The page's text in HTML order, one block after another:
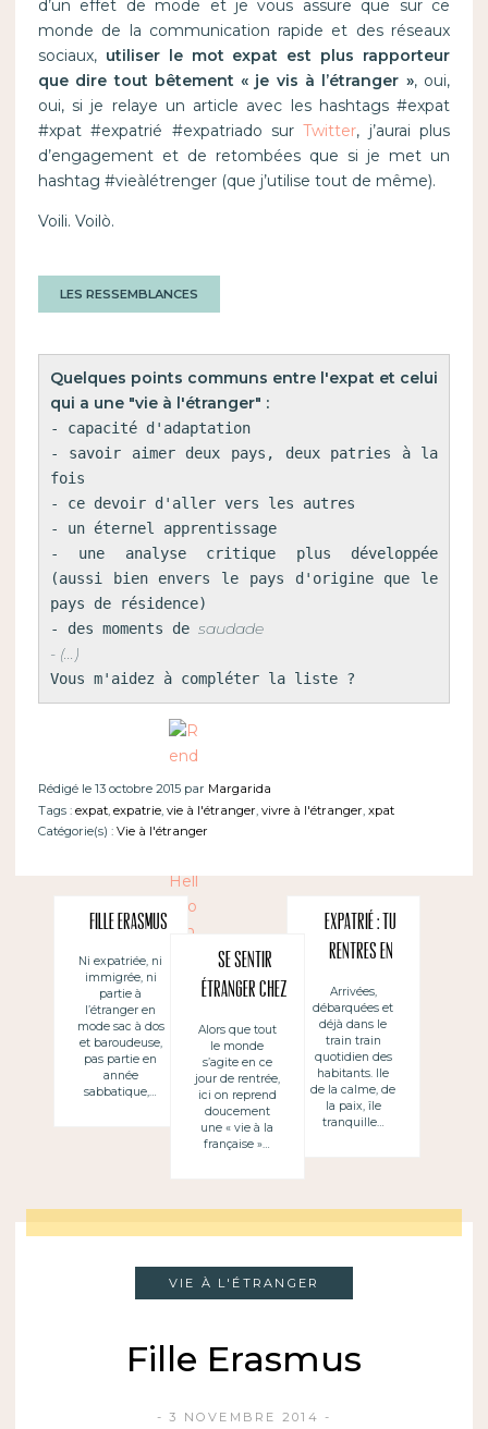
d’un effet de mode et je vous assure que sur ce
monde de la communication rapide et des réseaux
sociaux, utiliser le mot expat est plus rapporteur
que dire tout bêtement « je vis à l’étranger », oui,
oui, si je relaye un article avec les hashtags #expat
#xpat #expatrié #expatriado surTwitter, j’aurai plus
d’engagement et de retombées que si je met un
hashtag #vieàlétrenger (que j’utilise tout de même).
Voili. Voilò.
LES RESSEMBLANCES
Quelques points communs entre l'expat et celui
qui a une "vie à l'étranger" :
- capacité d'adaptation
- savoir aimer deux pays, deux patries à la
fois
- ce devoir d'aller vers les autres
- un éternel apprentissage
- une analyse critique plus développée
(aussi bien envers le pays d'origine que le
pays de résidence)
- des moments de saudade
- (...)
Vous m'aidez à compléter la liste ?
Rédigé le 13 octobre 2015 par Margarida
Tags : expat, expatrie, vie à l'étranger, vivre à l'étranger, xpat
Catégorie(s) : Vie à l'étranger
Fille Erasmus
Ni expatriée, ni
immigrée, ni
partie à
l’étranger en
mode sac à dos
et baroudeuse,
pas partie en
année
sabbatique,…
Se sentir
étranger chez
soi ~
Sentirse
extranjero en
su propio país
Alors que tout
le monde
s’agite en ce
jour de rentrée,
ici on reprend
doucement
une « vie à la
française »…
Expatrié : tu
rentres en
vacances
« chez toi »
mais tu as
besoin de
t’acclimater
Arrivées,
débarquées et
déjà dans le
train train
quotidien des
habitants. Ile
de la calme, de
la paix, île
tranquille…
VIE À L'ÉTRANGER
Fille Erasmus
3 NOVEMBRE 2014